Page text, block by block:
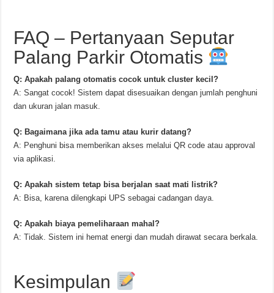
FAQ – Pertanyaan Seputar
Palang Parkir Otomatis
Q: Apakah palang otomatis cocok untuk cluster kecil?
A: Sangat cocok! Sistem dapat disesuaikan dengan jumlah penghuni
dan ukuran jalan masuk.
Q: Bagaimana jika ada tamu atau kurir datang?
A: Penghuni bisa memberikan akses melalui QR code atau approval
via aplikasi.
Q: Apakah sistem tetap bisa berjalan saat mati listrik?
A: Bisa, karena dilengkapi UPS sebagai cadangan daya.
Q: Apakah biaya pemeliharaan mahal?
A: Tidak. Sistem ini hemat energi dan mudah dirawat secara berkala.
Kesimpulan